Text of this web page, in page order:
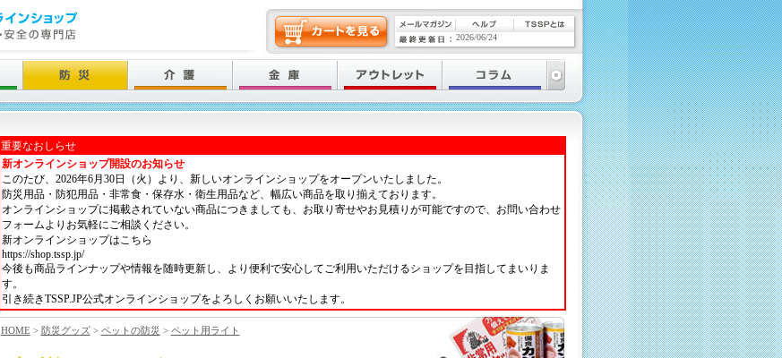
重要なおしらせ
新オンラインショップ開設のお知らせ
このたび、2026年6月30日（火）より、新しいオンラインショップをオープンいたしました。
防災用品・防犯用品・非常食・保存水・衛生用品など、幅広い商品を取り揃えております。
オンラインショップに掲載されていない商品につきましても、お取り寄せやお見積りが可能ですので、お問い合わせ
フォームよりお気軽にご相談ください。
新オンラインショップはこちら
https://shop.tssp.jp/
今後も商品ラインナップや情報を随時更新し、より便利で安心してご利用いただけるショップを目指してまいりま
す。
引き続きTSSP.JP公式オンラインショップをよろしくお願いいたします。
HOME > 防災グッズ> ペットの防災 > ペット用ライト
2026/06/24